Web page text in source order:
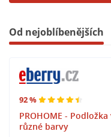
Od nejoblíbenějších
92 %
PROHOME -
různé barvy